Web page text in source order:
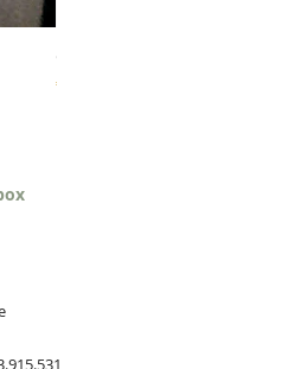
Geldbeugel 'hartje'
Prijs
€ 9,90